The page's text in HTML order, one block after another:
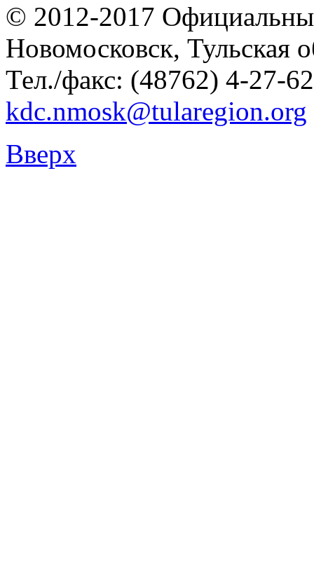
© 2012-2017
Новомосковск, Тульская
Тел./факс: (48762) 4-27-
kdc.nmosk@tularegion.org
Вверх